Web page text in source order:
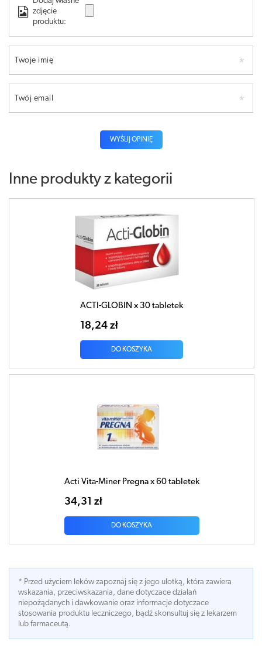
zdjęcie
produktu:
Twoje imię
Twój email
WYŚLIJ OPINIĘ
Inne produkty z kategorii
ACTI-GLOBIN x 30 tabletek
18,24 zł
DO KOSZYKA
Acti Vita-Miner Pregna x 60 tabletek
34,31 zł
DO KOSZYKA
* Przed użyciem leków zapoznaj się z jego ulotką, która zawiera
wskazania, przeciwskazania, dane dotyczace działań
niepożądanych i dawkowanie oraz informacje dotyczace
stosowania produktu leczniczego, bądź skonsultuj się z lekarzem
lub farmaceutą.